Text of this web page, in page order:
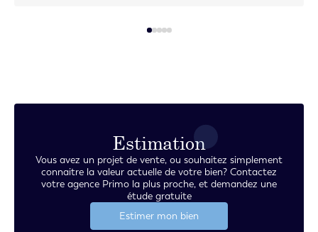
Estimation
Vous avez un projet de vente, ou souhaitez simplement
connaitre la valeur actuelle de votre bien? Contactez
votre agence Primo la plus proche, et demandez une
étude gratuite
Estimer mon bien